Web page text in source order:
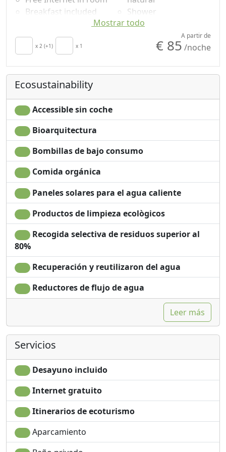
Breakfast included
secador de pelo
Towels
Fridge
Dishwasher
Coffee machine
Shower
Champú sin plástico,
no monodosis
Mountain view
Panoramic view
Microwave
Mostrar todo
x 2 (+1) x 1
A partir de
€ 85 /noche
Ecosustainability
Accessible sin coche
Bioarquitectura
Bombillas de bajo consumo
Comida orgánica
Paneles solares para el agua caliente
Productos de limpieza ecològicos
Recogida selectiva de residuos superior al
80%
Recuperación y reutilizaron del agua
Reductores de flujo de agua
Leer más
Servicios
Desayuno incluido
Internet gratuito
Itinerarios de ecoturismo
Aparcamiento